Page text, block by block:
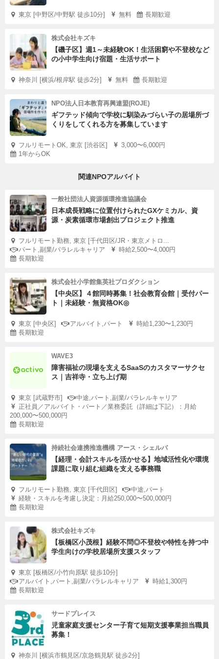
東京 [中野区/中野駅 徒歩10分] 無料 長期歓迎
株式会社キズキ
【磯子区】週1～未経験OK！生活困窮や不登校など
の小中学生向け宿題・生活サポート
神奈川 [横浜/根岸駅 徒歩2分] 無料 長期歓迎
NPO法人日本教育再興連盟(ROJE)
ギフテッド傾向で学校に馴染みづらい子の居場所づ
くりをしてくれる方を募集しています
フルリモートOK, 東京 [渋谷区]
3,000〜6,000円
1年からOK
関連NPOアルバイト
一般社団法人資源循環推進協議会
日本成長戦略に位置付けられたGXケミカル、資
源・炭素循環市場創出プロジェクト推進
フルリモート勤務, 東京 [千代田区/JR・東京メトロ...
パート,副業/パラレルキャリア
時給2,500〜4,000円
長期歓迎
株式会社小学館集英社プロダクション
【中央区】４館同時募集！社会教育会館｜受付パー
ト｜未経験・無資格OK◎
東京 [中央区] アルバイト,パート
時給1,230〜1,230円
長期歓迎
WAVE3
障害福祉の現場を支えるSaaSのカスタマーサクセ
ス｜吉祥寺・立ち上げ期
東京 [武蔵野市]
中途,パート,副業/パラレルキャリア
正社員／アルバイト・パート／業務委託（詳細は下記）：月給
200,000〜500,000円
長期歓迎
持続社会連携推進機構 アース・シェルパ
【経理・会計スキルを活かせる】地域活性化や環境
課題に取り組む組織を支える事務職
フルリモート勤務, 東京 [千代田区]
中途,パート
経験・スキルを考慮し決定：月給250,000〜500,000円
長期歓迎
株式会社キズキ
【板橋区小茂根】経験不問◎不登校や特性を持つ中
学生向けの学校居場所支援スタッフ
東京 [板橋区/小竹向原駅 徒歩10分]
アルバイト,パート,副業/パラレルキャリア
時給1,300円
長期歓迎
サードプレイス
児童家庭支援センター子育て短期支援事業担当職員
募集！
神奈川 [横浜市鶴見区/京急鶴見駅 徒歩2分]